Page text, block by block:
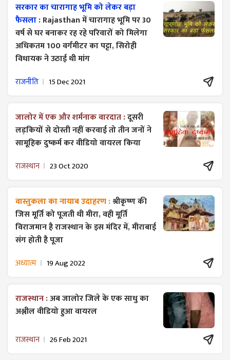
सरकार का चारागाह भूमि को लेकर बड़ा
फैसला :Rajasthan में चारागाह भूमि पर 30
वर्ष से घर बनाकर रह रहे परिवारों को मिलेगा
अधिकतम 100 वर्गमीटर का पट्टा, सिरोही
विधायक ने उठाई थी मांग
राजनीति 15 Dec 2021
जालोर में एक और शर्मनाक वारदात :दूसरी
लड़कियों से दोस्ती नहीं करवाई तो तीन जनों ने
सामूहिक दुष्कर्म कर वीडियो वायरल किया
राजस्थान 23 Oct 2020
वास्तुकला का नायाब उदाहरण :श्रीकृष्ण की
जिस मूर्ति को पूजती थी मीरा, वही मूर्ति
विराजमान है राजस्थान के इस मंदिर में, मीराबाई
संग होती है पूजा
अध्यात्म 19 Aug 2022
राजस्थान :अब जालोर जिले के एक साधु का
अश्लील वीडियो हुआ वायरल
राजस्थान 26 Feb 2021